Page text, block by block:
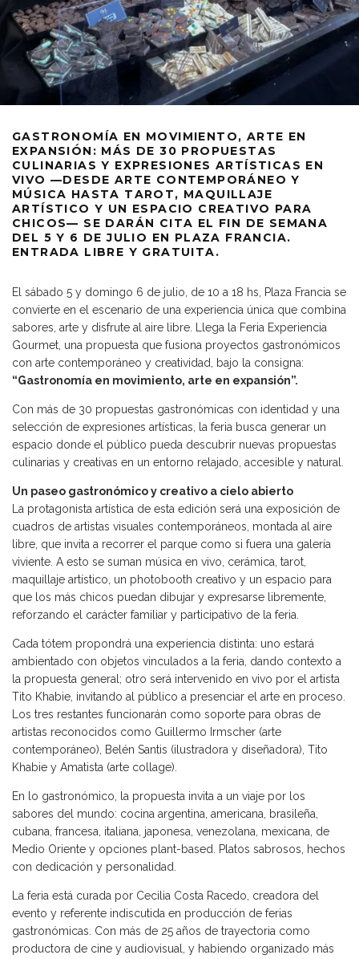
GASTRONOMÍA EN MOVIMIENTO, ARTE EN
EXPANSIÓN: MÁS DE 30 PROPUESTAS
CULINARIAS Y EXPRESIONES ARTÍSTICAS EN
VIVO —DESDE ARTE CONTEMPORÁNEO Y
MÚSICA HASTA TAROT, MAQUILLAJE
ARTÍSTICO Y UN ESPACIO CREATIVO PARA
CHICOS— SE DARÁN CITA EL FIN DE SEMANA
DEL 5 Y 6 DE JULIO EN PLAZA FRANCIA.
ENTRADA LIBRE Y GRATUITA.
El sábado 5 y domingo 6 de julio, de 10 a 18 hs, Plaza Francia se
convierte en el escenario de una experiencia única que combina
sabores, arte y disfrute al aire libre. Llega la Feria Experiencia
Gourmet, una propuesta que fusiona proyectos gastronómicos
con arte contemporáneo y creatividad, bajo la consigna:
“Gastronomía en movimiento, arte en expansión”.
Con más de 30 propuestas gastronómicas con identidad y una
selección de expresiones artísticas, la feria busca generar un
espacio donde el público pueda descubrir nuevas propuestas
culinarias y creativas en un entorno relajado, accesible y natural.
Un paseo gastronómico y creativo a cielo abierto
La protagonista artística de esta edición será una exposición de
cuadros de artistas visuales contemporáneos, montada al aire
libre, que invita a recorrer el parque como si fuera una galería
viviente. A esto se suman música en vivo, cerámica, tarot,
maquillaje artístico, un photobooth creativo y un espacio para
que los más chicos puedan dibujar y expresarse libremente,
reforzando el carácter familiar y participativo de la feria.
Cada tótem propondrá una experiencia distinta: uno estará
ambientado con objetos vinculados a la feria, dando contexto a
la propuesta general; otro será intervenido en vivo por el artista
Tito Khabie, invitando al público a presenciar el arte en proceso.
Los tres restantes funcionarán como soporte para obras de
artistas reconocidos como Guillermo Irmscher (arte
contemporáneo), Belén Santis (ilustradora y diseñadora), Tito
Khabie y Amatista (arte collage).
En lo gastronómico, la propuesta invita a un viaje por los
sabores del mundo: cocina argentina, americana, brasileña,
cubana, francesa, italiana, japonesa, venezolana, mexicana, de
Medio Oriente y opciones plant-based. Platos sabrosos, hechos
con dedicación y personalidad.
La feria está curada por Cecilia Costa Racedo, creadora del
evento y referente indiscutida en producción de ferias
gastronómicas. Con más de 25 años de trayectoria como
productora de cine y audiovisual, y habiendo organizado más